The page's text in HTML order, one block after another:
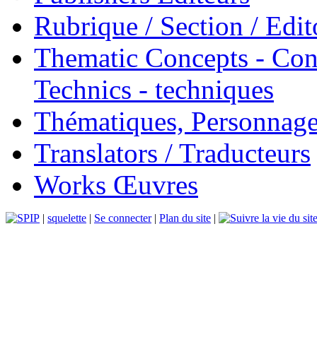
Rubrique / Section /
Thematic Concepts -
Technics - techniques
Thématiques,
Translators / Traducteurs
Works Œuvres
| squelette | Se connecter| Plan du site |